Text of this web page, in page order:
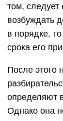
том, следует
возбуждать
в порядке,
срока его
После этого
определяют
Однако она